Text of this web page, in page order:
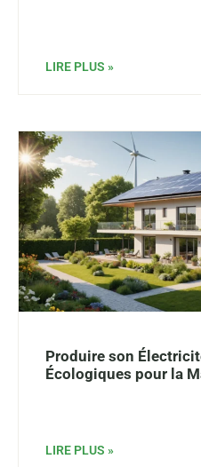
LIRE PLUS »
Produire son
Écologiques pour la
LIRE PLUS »